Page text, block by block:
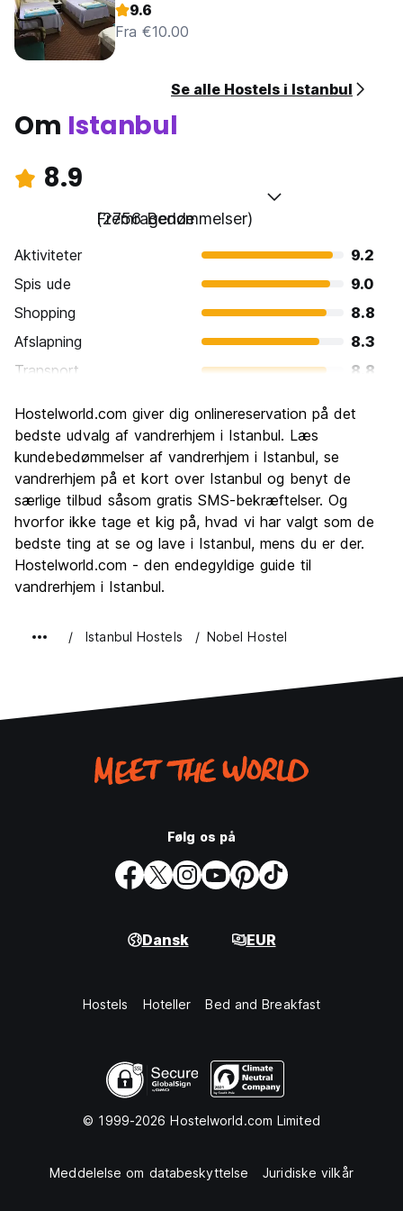
9.6
Fra €10.00
Se alle Hostels i Istanbul
Om Istanbul
8.9
Fremragende
(2756 Bedømmelser)
Aktiviteter
9.2
Spis ude
9.0
Shopping
8.8
Afslapning
8.3
Transport
8.8
Kultur
Fester
Værdi for pengene
Hostelworld.com giver dig onlinereservation på det
bedste udvalg af vandrerhjem i Istanbul. Læs
kundebedømmelser af vandrerhjem i Istanbul, se
vandrerhjem på et kort over Istanbul og benyt de
særlige tilbud såsom gratis SMS-bekræftelser. Og
hvorfor ikke tage et kig på, hvad vi har valgt som de
bedste ting at se og lave i Istanbul, mens du er der.
Hostelworld.com - den endegyldige guide til
vandrerhjem i Istanbul.
Istanbul Hostels Nobel Hostel
Følg os på
Dansk EUR
Hostels Hoteller Bed and Breakfast
© 1999-2026 Hostelworld.com Limited
Meddelelse om databeskyttelse Juridiske vilkår